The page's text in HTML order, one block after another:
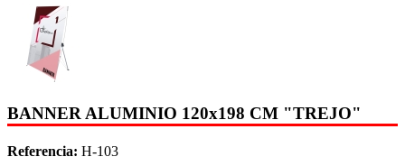
BANNER ALUMINIO 120x198 CM "TREJO"
Referencia: H-103